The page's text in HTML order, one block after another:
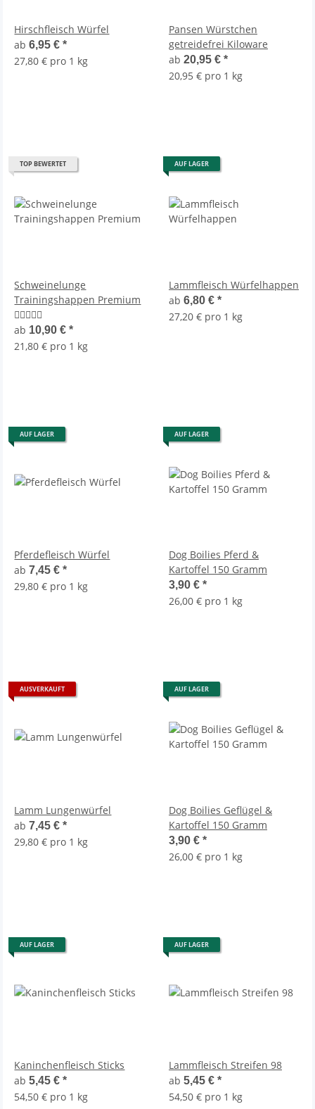
Hirschfleisch Würfel
ab6,95 €*
27,80 € pro 1 kg
Pansen Würstchen
getreidefrei Kiloware
ab 20,95 € *
20,95 € pro 1 kg
TOP BEWERTET
Schweinelunge
Trainingshappen Premium
ab 10,90 €*
21,80 € pro 1 kg
AUF LAGER
Lammfleisch Würfelhappen
ab 6,80 € *
27,20 € pro 1 kg
AUF LAGER
Pferdefleisch Würfel
ab7,45 €*
29,80 € pro 1 kg
AUF LAGER
Dog Boilies Pferd &
Kartoffel 150 Gramm
3,90 € *
26,00 € pro 1 kg
AUSVERKAUFT
Lamm Lungenwürfel
ab7,45 €*
29,80 € pro 1 kg
AUF LAGER
Dog Boilies Geflügel &
Kartoffel 150 Gramm
3,90 € *
26,00 € pro 1 kg
AUF LAGER
Kaninchenfleisch Sticks
ab5,45 €*
54,50 € pro 1 kg
AUF LAGER
Lammfleisch Streifen 98
ab 5,45 € *
54,50 € pro 1 kg